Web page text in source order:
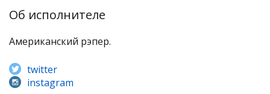
Об исполнителе
Американский рэпер.
twitter
instagram